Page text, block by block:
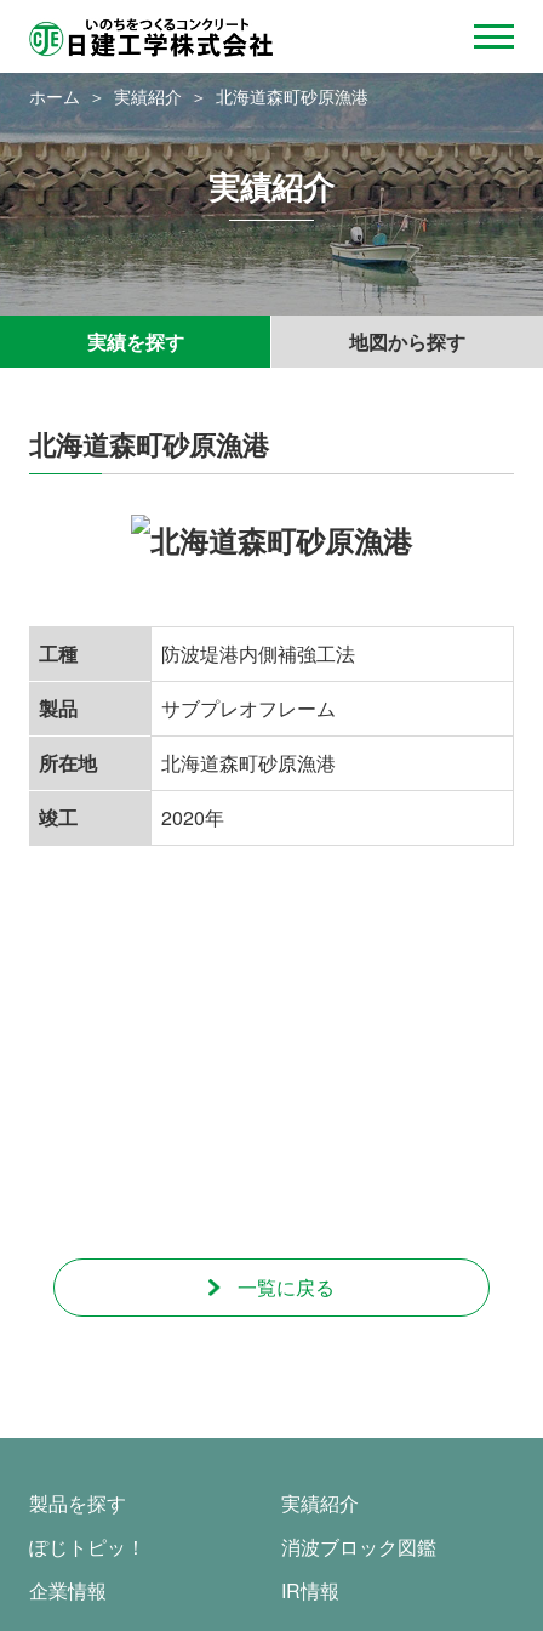
ホーム 実績紹介 北海道森町砂原漁港
実績紹介
実績を探す 地図から探す
北海道森町砂原漁港
工種
防波堤港内側補強工法
製品
サブプレオフレーム
所在地
北海道森町砂原漁港
竣工
2020年
一覧に戻る
製品を探す
実績紹介
ぽじトピッ！
消波ブロック図鑑
企業情報
IR情報